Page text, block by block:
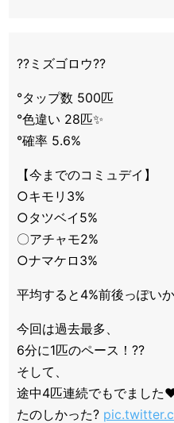
??ミズゴロウ??
°タップ数 500匹
°色違い 28匹✨
°確率 5.6%
【今までのコミュデイ】
○キモリ3%
○タツベイ5%
〇アチャモ2%
○ナマケロ3%
平均すると4%前後っぽい
今回は過去最多、
6分に1匹のペース！??
そして、
途中4匹連続でもでました
たのしかった?